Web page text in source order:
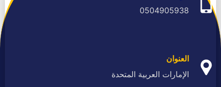
0504905938
العنوان
الإمارات العربية المتحدة